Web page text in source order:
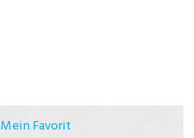
Mein Favorit